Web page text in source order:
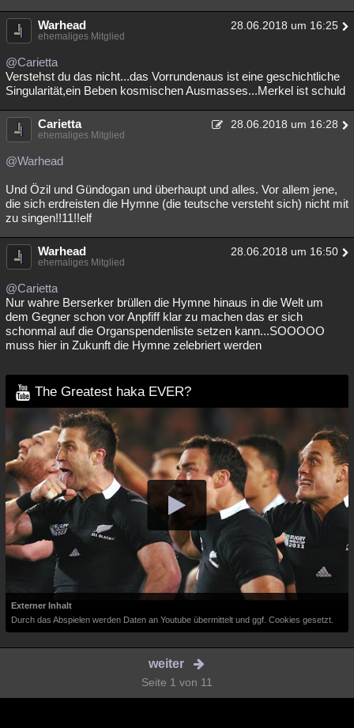
Warhead 28.06.2018 um 16:25
ehemaliges Mitglied
@Carietta
Verstehst du das nicht...das Vorrundenaus ist eine geschichtliche
Singularität,ein Beben kosmischen Ausmasses...Merkel ist schuld
Carietta 28.06.2018 um 16:28
ehemaliges Mitglied
@Warhead
Und Özil und Gündogan und überhaupt und alles. Vor allem jene,
die sich erdreisten die Hymne (die teutsche versteht sich) nicht mit
zu singen!!11!!elf
Warhead 28.06.2018 um 16:50
ehemaliges Mitglied
@Carietta
Nur wahre Berserker brüllen die Hymne hinaus in die Welt um
dem Gegner schon vor Anpfiff klar zu machen das er sich
schonmal auf die Organspendenliste setzen kann...SOOOOO
muss hier in Zukunft die Hymne zelebriert werden
The Greatest haka EVER?
Externer Inhalt
Durch das Abspielen werden Daten an Youtube übermittelt und ggf. Cookies gesetzt.
weiter
Seite 1 von 11